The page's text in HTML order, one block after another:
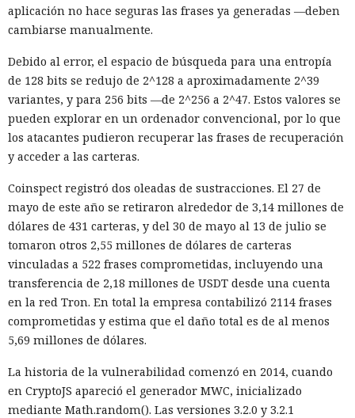
aplicación no hace seguras las frases ya generadas —deben
cambiarse manualmente.
Debido al error, el espacio de búsqueda para una entropía
de 128 bits se redujo de 2^128 a aproximadamente 2^39
variantes, y para 256 bits —de 2^256 a 2^47. Estos valores se
pueden explorar en un ordenador convencional, por lo que
los atacantes pudieron recuperar las frases de recuperación
y acceder a las carteras.
Coinspect registró dos oleadas de sustracciones. El 27 de
mayo de este año se retiraron alrededor de 3,14 millones de
dólares de 431 carteras, y del 30 de mayo al 13 de julio se
tomaron otros 2,55 millones de dólares de carteras
vinculadas a 522 frases comprometidas, incluyendo una
transferencia de 2,18 millones de USDT desde una cuenta
en la red Tron. En total la empresa contabilizó 2114 frases
comprometidas y estima que el daño total es de al menos
5,69 millones de dólares.
La historia de la vulnerabilidad comenzó en 2014, cuando
en CryptoJS apareció el generador MWC, inicializado
mediante Math.random(). Las versiones 3.2.0 y 3.2.1